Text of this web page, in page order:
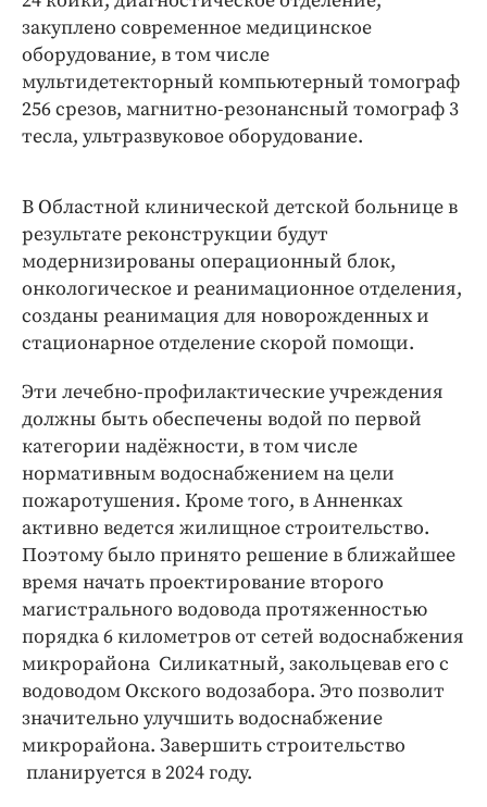
закуплено современное медицинское
оборудование, в том числе
мультидетекторный компьютерный томограф
256 срезов, магнитно-резонансный томограф 3
тесла, ультразвуковое оборудование.
В Областной клинической детской больнице в
результате реконструкции будут
модернизированы операционный блок,
онкологическое и реанимационное отделения,
созданы реанимация для новорожденных и
стационарное отделение скорой помощи.
Эти лечебно-профилактические учреждения
должны быть обеспечены водой по первой
категории надёжности, в том числе
нормативным водоснабжением на цели
пожаротушения. Кроме того, в Анненках
активно ведется жилищное строительство.
Поэтому было принято решение в ближайшее
время начать проектирование второго
магистрального водовода протяженностью
порядка 6 километров от сетей водоснабжения
микрорайона Силикатный, закольцевав его с
водоводом Окского водозабора. Это позволит
значительно улучшить водоснабжение
микрорайона. Завершить строительство
планируется в 2024 году.